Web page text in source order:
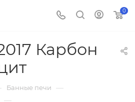
0
Карбон
Банные печи —